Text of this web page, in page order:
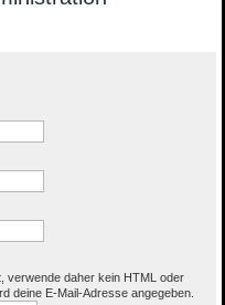
verwende daher kein HTML oder
deine E-Mail-Adresse angegeben.